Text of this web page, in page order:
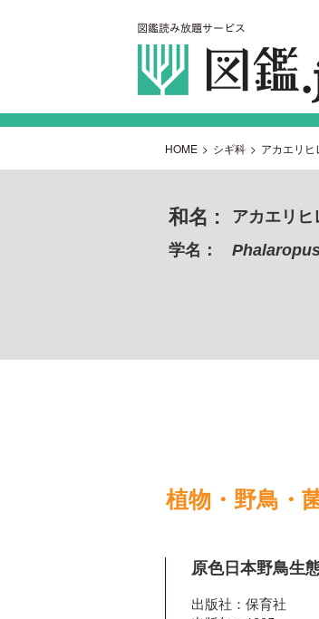
HOME > シギ科 > アカエリ
和名 :
アカエリヒ
学名：
植物・野鳥・
原色日本野鳥生
出版社：保育社